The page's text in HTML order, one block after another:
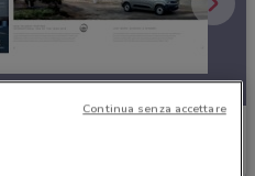
Continua senza accettare